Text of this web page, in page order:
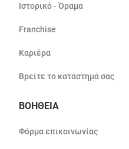
Ιστορικό - Όραμα
Franchise
Καριέρα
Βρείτε το κατάστημά σας
ΒΟΗΘΕΙΑ
Φόρμα επικοινωνίας